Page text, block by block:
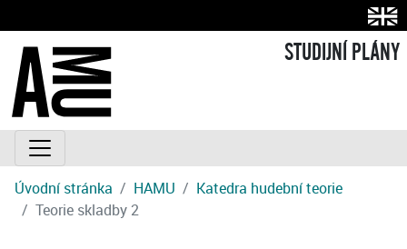
STUDIJNÍ PLÁNY
Úvodní stránka HAMU
Katedra hudební teorie
Teorie skladby 2